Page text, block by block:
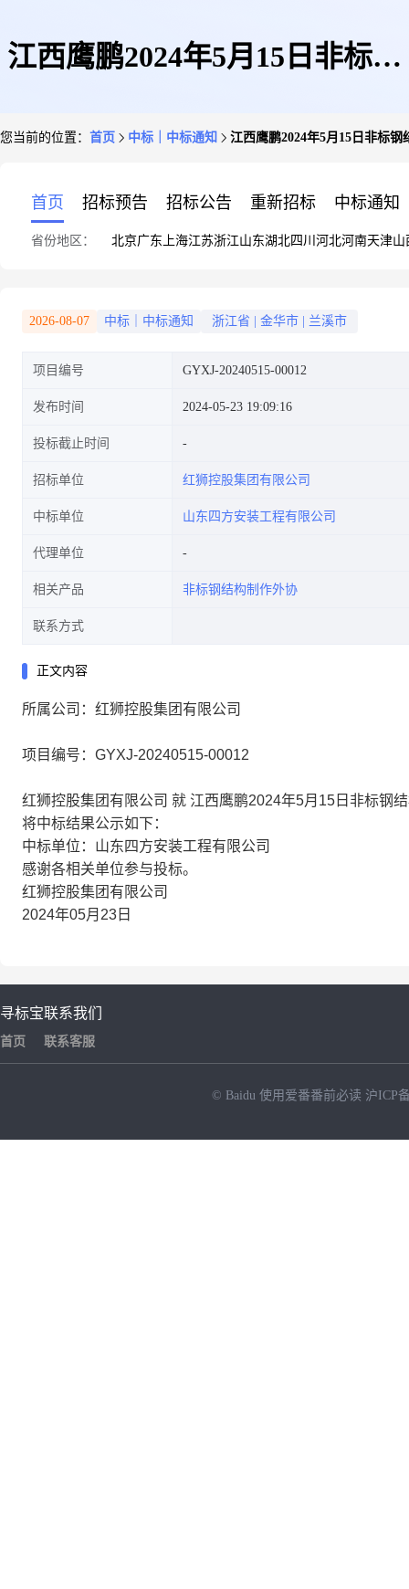
江西鹰鹏2024年5月15日非标钢
您当前的位置： 首页 中标｜中标通知 江西鹰鹏2024年5月15日非标钢
首页 招标预告 招标公告 重新招标 中标通知
省份地区： 北京广东 上海江苏浙江山东湖北四川 河北河南天津山
2026-08-07 中标｜中标通知 浙江省 金华市 兰溪市
项目编号 GYXJ-20240515-00012
发布时间 2024-05-23 19:09:16
投标截止时间
招标单位 红狮控股集团有限公司
中标单位 山东四方安装工程有限公司
代理单位
相关产品 非标钢结构制作外协
联系方式
正文内容
所属公司：红狮控股集团有限公司
项目编号：GYXJ-20240515-00012
红狮控股集团有限公司 就 江西鹰鹏2024年5月15日非标钢
将中标结果公示如下：
中标单位：山东四方安装工程有限公司
感谢各相关单位参与投标。
红狮控股集团有限公司
2024年05月23日
寻标宝
首页
联系我们
联系客服
© Baidu 使用爱番番前必读 沪ICP